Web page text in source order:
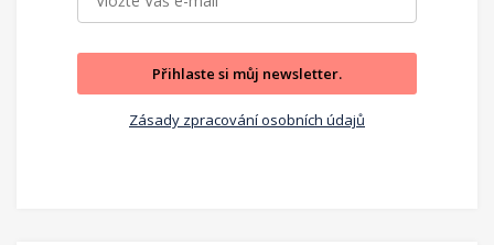
Přihlaste si můj newsletter.
Zásady zpracování osobních údajů